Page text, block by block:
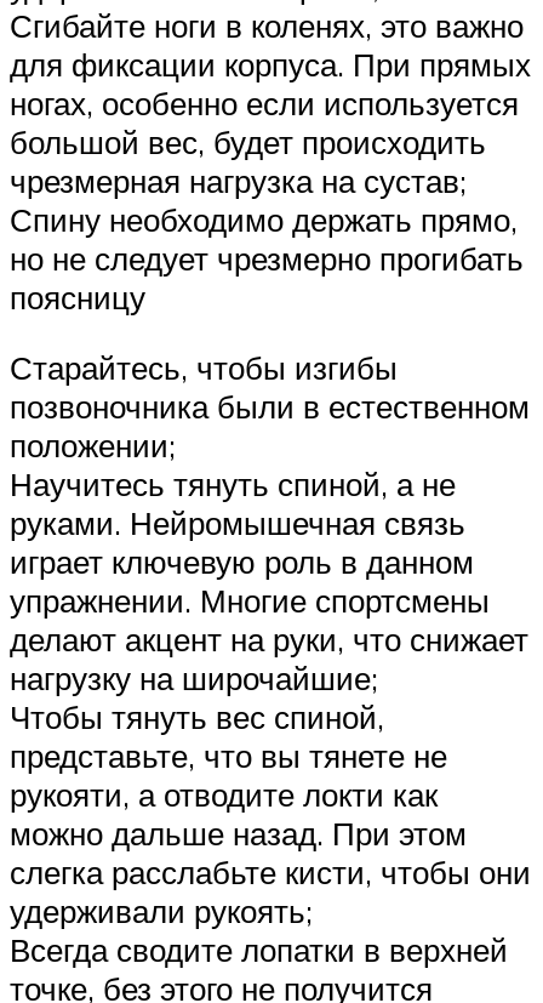
Сгибайте ноги в коленях, это важно
для фиксации корпуса. При прямых
ногах, особенно если используется
большой вес, будет происходить
чрезмерная нагрузка на сустав;
Спину необходимо держать прямо,
но не следует чрезмерно прогибать
поясницу
Старайтесь, чтобы изгибы
позвоночника были в естественном
положении;
Научитесь тянуть спиной, а не
руками. Нейромышечная связь
играет ключевую роль в данном
упражнении. Многие спортсмены
делают акцент на руки, что снижает
нагрузку на широчайшие;
Чтобы тянуть вес спиной,
представьте, что вы тянете не
рукояти, а отводите локти как
можно дальше назад. При этом
слегка расслабьте кисти, чтобы они
удерживали рукоять;
Всегда сводите лопатки в верхней
точке, без этого не получится